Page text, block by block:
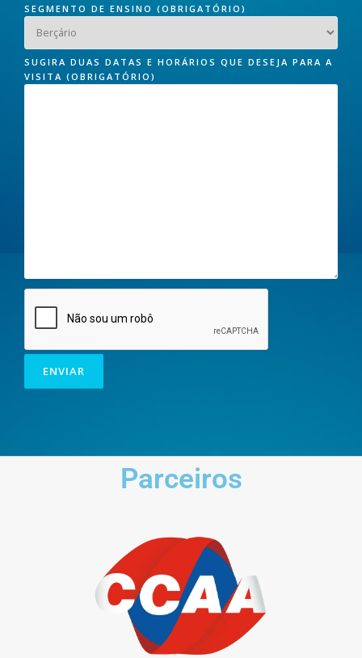
SEGMENTO DE ENSINO (OBRIGATÓRIO)
SUGIRA DUAS DATAS E HORÁRIOS QUE DESEJA PARA A
VISITA (OBRIGATÓRIO)
Parceiros